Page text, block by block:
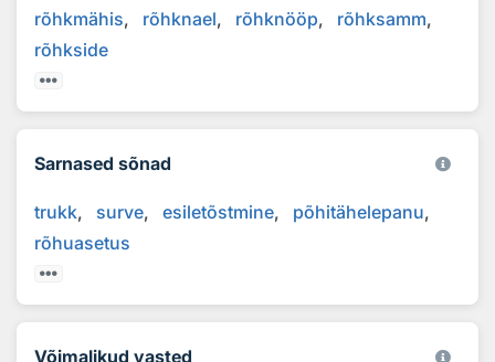
rõhkmähis rõhknael rõhknööp
rõhksamm
rõhkside
Sarnased sõnad
trukk surve esiletõstmine
põhitähelepanu
rõhuasetus
Võimalikud vasted